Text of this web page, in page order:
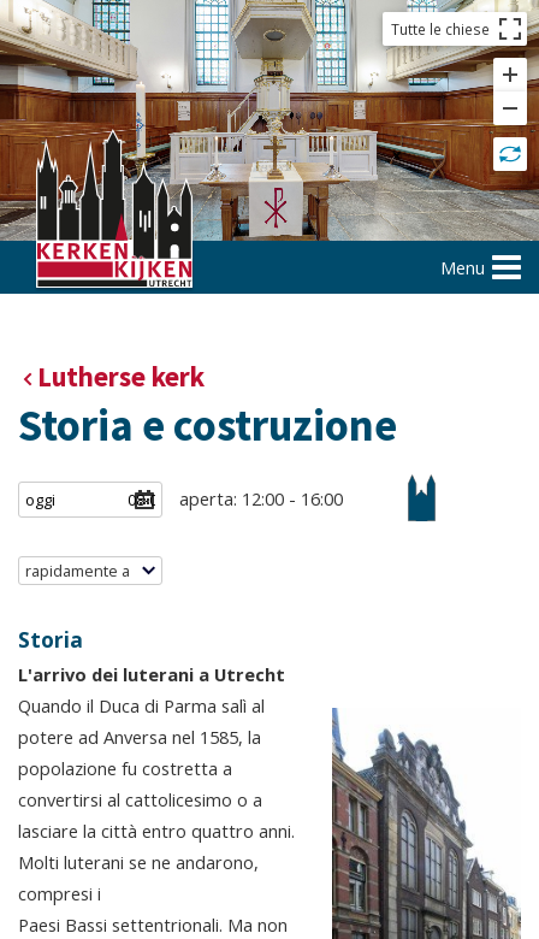
Tutte le chiese
Menu
Lutherse kerk
Storia e costruzione
aperta: 12:00 - 16:00
rapidamente a
Storia
L'arrivo dei luterani a Utrecht
Quando il Duca di Parma salì al
potere ad Anversa nel 1585, la
popolazione fu costretta a
convertirsi al cattolicesimo o a
lasciare la città entro quattro anni.
Molti luterani se ne andarono,
compresi i
Paesi Bassi settentrionali. Ma non